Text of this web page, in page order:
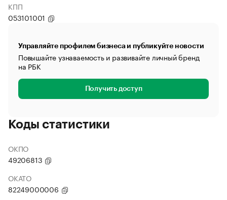
КПП
053101001
Управляйте профилем бизнеса и публикуйте новости
Повышайте узнаваемость и развивайте личный бренд
на РБК
Получить доступ
Коды статистики
ОКПО
49206813
ОКАТО
82249000006